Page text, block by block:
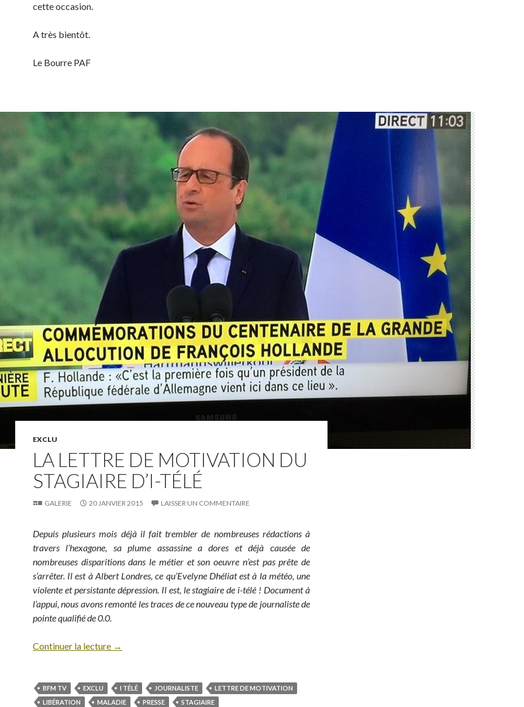
cette occasion.
A très bientôt.
Le Bourre PAF
EXCLU
LA LETTRE DE MOTIVATION DU
STAGIAIRE D’I-TÉLÉ
GALERIE 20 JANVIER 2015 LAISSER UN COMMENTAIRE
Depuis plusieurs mois déjà il fait trembler de nombreuses rédactions à
travers l’hexagone, sa plume assassine a dores et déjà causée de
nombreuses disparitions dans le métier et son oeuvre n’est pas prête de
s’arrêter. Il est à Albert Londres, ce qu’Evelyne Dhéliat est à la météo, une
violente et persistante dépression. Il est, le stagiaire de i-télé ! Document à
l’appui, nous avons remonté les traces de ce nouveau type de journaliste de
pointe qualifié de 0.0.
Continuer la lecture →
BFM TV EXCLU I TÉLÉ JOURNALISTE
LETTRE DE MOTIVATION
LIBÉRATION
MALADIE PRESSE STAGIAIRE